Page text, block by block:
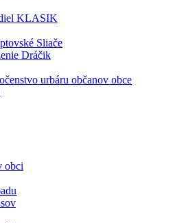
KLASIK
Sliače
Dráčik
urbáru občanov obce
obci